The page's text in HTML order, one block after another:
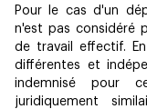
Pour le cas d'un
n'est pas considéré
de travail effectif.
différentes et
indemnisé pour
juridiquement